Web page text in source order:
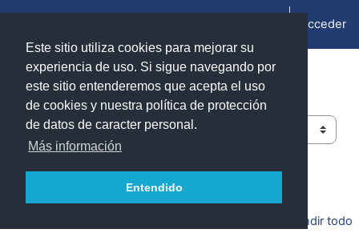
Este sitio utiliza cookies para mejorar su
experiencia de uso. Si sigue navegando por
este sitio entenderemos que acepta el uso
de cookies y nuestra política de protección
de datos de caracter personal.
Más información
Entendido
Panel lateral
Acceder
ADD Unizar - Moodle
Buscar cursos
Expandir todo